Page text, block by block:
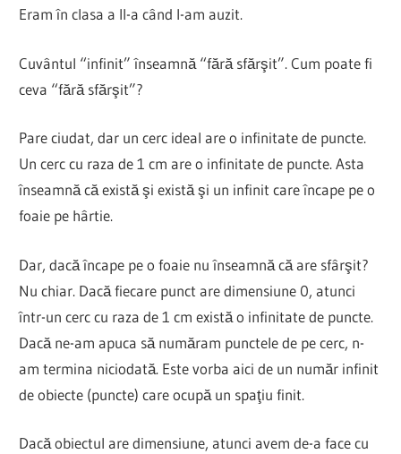
Eram în clasa a II-a când l-am auzit.
Cuvântul “infinit” înseamnă “fără sfărşit”. Cum poate fi
ceva “fără sfărşit”?
Pare ciudat, dar un cerc ideal are o infinitate de puncte.
Un cerc cu raza de 1 cm are o infinitate de puncte. Asta
înseamnă că există şi există şi un infinit care încape pe o
foaie pe hârtie.
Dar, dacă încape pe o foaie nu înseamnă că are sfârşit?
Nu chiar. Dacă fiecare punct are dimensiune 0, atunci
într-un cerc cu raza de 1 cm există o infinitate de puncte.
Dacă ne-am apuca să număram punctele de pe cerc, n-
am termina niciodată. Este vorba aici de un număr infinit
de obiecte (puncte) care ocupă un spaţiu finit.
Dacă obiectul are dimensiune, atunci avem de-a face cu